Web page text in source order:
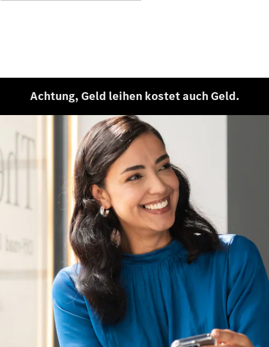
Über
Benz
Über uns
Mercedes-
Mercedes-
Maybach
Saison-
Specials
Technologie
und
Innovationen
Achtung, Geld leihen kostet auch Geld.